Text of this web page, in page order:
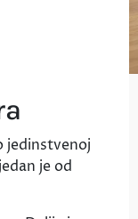
jedinstvenoj
je od